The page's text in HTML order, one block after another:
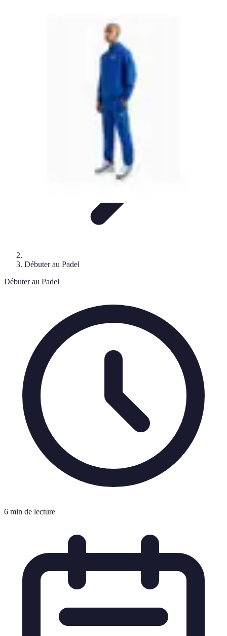
Développement Personnel
Débuter au Padel
Débuter au Padel
6 min de lecture